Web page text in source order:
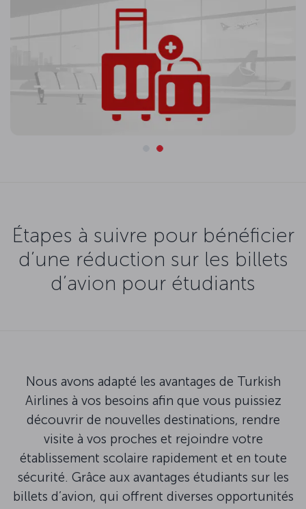
Étapes à suivre pour bénéficier
d’une réduction sur les billets
d’avion pour étudiants
Nous avons adapté les avantages de Turkish
Airlines à vos besoins afin que vous puissiez
découvrir de nouvelles destinations, rendre
visite à vos proches et rejoindre votre
établissement scolaire rapidement et en toute
sécurité. Grâce aux avantages étudiants sur les
billets d’avion, qui offrent diverses opportunités